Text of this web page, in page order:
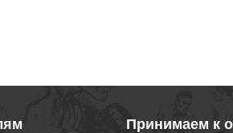
Принимаем к